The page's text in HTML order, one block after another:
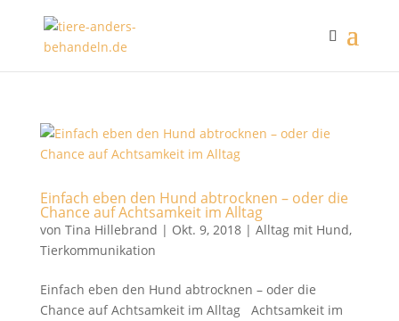
Einfach eben den Hund abtrocknen – oder die
Chance auf Achtsamkeit im Alltag
von Tina Hillebrand | Okt. 9, 2018| Alltag mit Hund,
Tierkommunikation
Einfach eben den Hund abtrocknen – oder die
Chance auf Achtsamkeit im Alltag Achtsamkeit im